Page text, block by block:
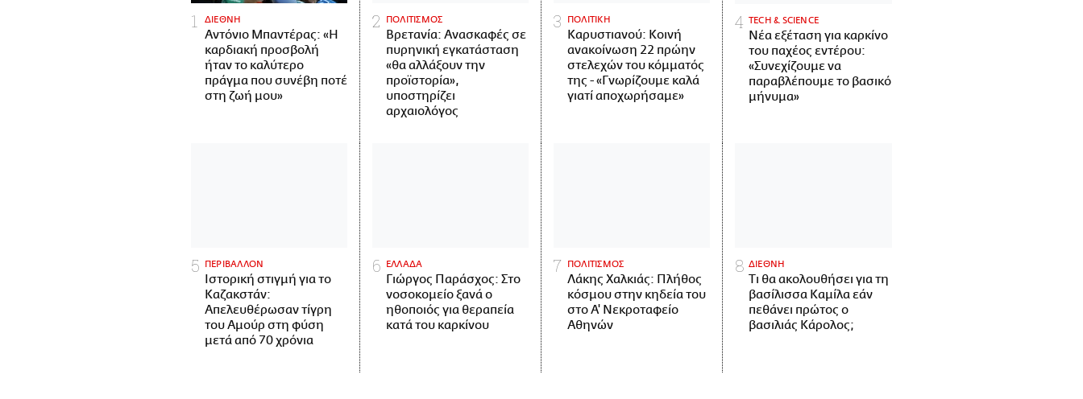
ΔΙΕΘΝΗ
Αντόνιο Μπαντέρας: «Η
καρδιακή προσβολή
ήταν το καλύτερο
πράγμα που συνέβη ποτέ
στη ζωή μου»
ΠΟΛΙΤΙΣΜΟΣ
Βρετανία: Ανασκαφές σε
πυρηνική εγκατάσταση
«θα αλλάξουν την
προϊστορία»,
υποστηρίζει
αρχαιολόγος
ΠΟΛΙΤΙΚΗ
Καρυστιανού: Κοινή
ανακοίνωση 22 πρώην
στελεχών του κόμματός
της - «Γνωρίζουμε καλά
γιατί αποχωρήσαμε»
ΤECH & SCIENCE
Νέα εξέταση για καρκίνο
του παχέος εντέρου:
«Συνεχίζουμε να
παραβλέπουμε το βασικό
μήνυμα»
ΠΕΡΙΒΑΛΛΟΝ
Ιστορική στιγμή για το
Καζακστάν:
Απελευθέρωσαν τίγρη
του Αμούρ στη φύση
μετά από 70 χρόνια
ΕΛΛΑΔΑ
Γιώργος Παράσχος: Στο
νοσοκομείο ξανά ο
ηθοποιός για θεραπεία
κατά του καρκίνου
ΠΟΛΙΤΙΣΜΟΣ
Λάκης Χαλκιάς: Πλήθος
κόσμου στην κηδεία του
στο Α' Νεκροταφείο
Αθηνών
ΔΙΕΘΝΗ
Τι θα ακολουθήσει για τη
βασίλισσα Καμίλα εάν
πεθάνει πρώτος ο
βασιλιάς Κάρολος;